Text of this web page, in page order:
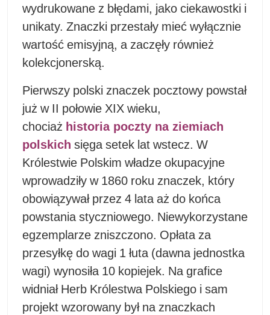
wydrukowane z błędami, jako ciekawostki i
unikaty. Znaczki przestały mieć wyłącznie
wartość emisyjną, a zaczęły również
kolekcjonerską.
Pierwszy polski znaczek pocztowy powstał
już w II połowie XIX wieku,
chociaż historia poczty na ziemiach
polskich sięga setek lat wstecz. W
Królestwie Polskim władze okupacyjne
wprowadziły w 1860 roku znaczek, który
obowiązywał przez 4 lata aż do końca
powstania styczniowego. Niewykorzystane
egzemplarze zniszczono. Opłata za
przesyłkę do wagi 1 łuta (dawna jednostka
wagi) wynosiła 10 kopiejek. Na grafice
widniał Herb Królestwa Polskiego i sam
projekt wzorowany był na znaczkach